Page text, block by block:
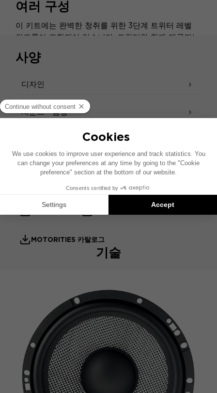
여러 구성
이 키트에는 완벽한 청취를 위한 3단계 트위터 레벨
컨트롤이 포함되어 있습니다. 트위터와 함께 제공되는
상의 사운드 이미지를 보장합니다.
사양
디자인
사운드 - 음향
사용자 설명서
MOTORITIES 카탈로그
기술